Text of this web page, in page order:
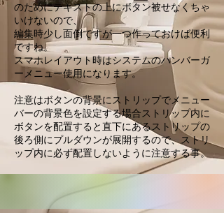
のためにテキストの上にボタン被せなくちゃ
いけないので、
編集時少し面倒ですが一つ作っておけば便利
ですね。
スマホレイアウト時はシステムのハンバーガ
ーメニュー使用になります。
注意はボタンの背景にストリップでメニュー
バーの背景色を設定する場合ストリップ内に
ボタンを配置すると直下にあるストリップの
後ろ側にプルダウンが展開するので、ストリ
ップ内に必ず配置しないように注意する事。